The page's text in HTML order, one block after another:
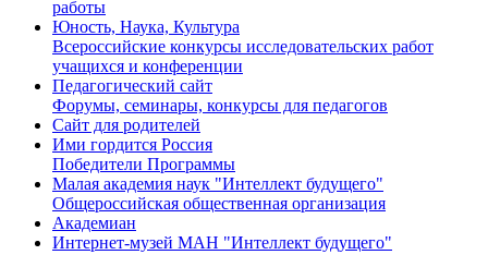
работы
Юность, Наука, Культура
Всероссийские конкурсы исследовательских работ
учащихся и конференции
Педагогический сайт
Форумы, семинары, конкурсы для педагогов
Сайт для родителей
Ими гордится Россия
Победители Программы
Малая академия наук "Интеллект будущего"
Общероссийская общественная организация
Академиан
Интернет-музей МАН "Интеллект будущего"